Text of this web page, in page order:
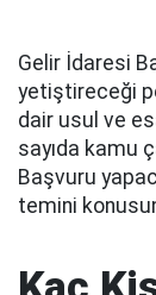
Gelir İdaresi
yetiştireceği
dair usul ve
sayıda kamu
Başvuru
temini